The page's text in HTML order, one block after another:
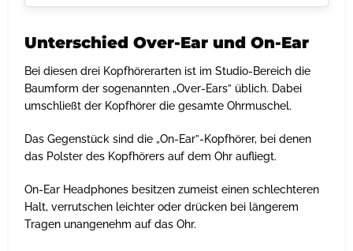
Unterschied Over-Ear und On-Ear
Bei diesen drei Kopfhörerarten ist im Studio-Bereich die
Baumform der sogenannten „Over-Ears” üblich. Dabei
umschließt der Kopfhörer die gesamte Ohrmuschel.
Das Gegenstück sind die „On-Ear”-Kopfhörer, bei denen
das Polster des Kopfhörers auf dem Ohr aufliegt.
On-Ear Headphones besitzen zumeist einen schlechteren
Halt, verrutschen leichter oder drücken bei längerem
Tragen unangenehm auf das Ohr.